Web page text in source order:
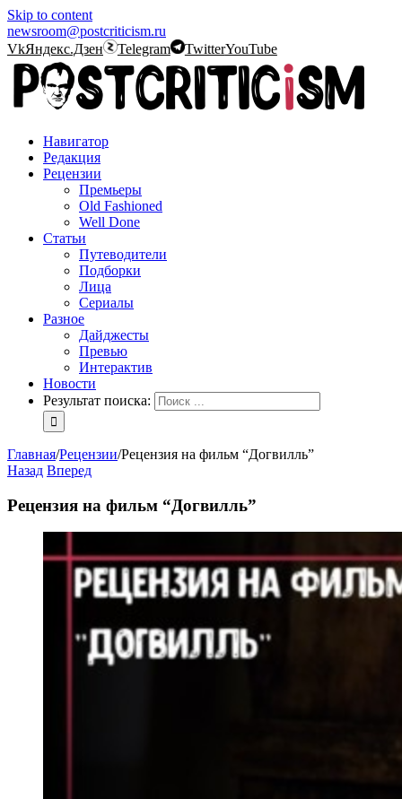
Skip to content
newsroom@postcriticism.ru
VkЯндекс.Дзен Telegram TwitterYouTube
Навигатор
Редакция
Рецензии
Премьеры
Old Fashioned
Well Done
Статьи
Путеводители
Подборки
Лица
Сериалы
Разное
Дайджесты
Превью
Интерактив
Новости
Результат поиска:
Главная/Рецензии/Рецензия на фильм “Догвилль”
Назад Вперед
Рецензия на фильм “Догвилль”